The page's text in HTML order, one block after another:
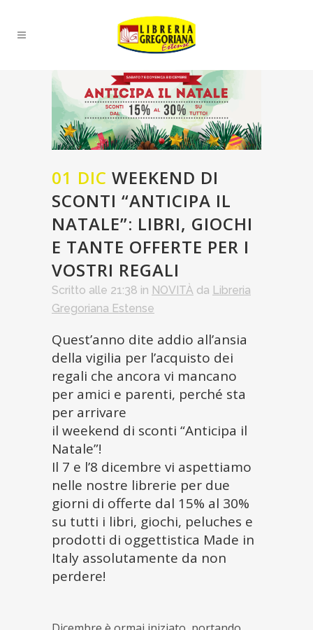
01 DIC WEEKEND DI
SCONTI “ANTICIPA IL
NATALE”: LIBRI, GIOCHI
E TANTE OFFERTE PER I
VOSTRI REGALI
Scritto alle 21:38 in NOVITÀ da Libreria
Gregoriana Estense
Quest’anno dite addio all’ansia
della vigilia per l’acquisto dei
regali che ancora vi mancano
per amici e parenti, perché sta
per arrivare
il weekend di sconti “Anticipa il
Natale”!
Il 7 e l’8 dicembre vi aspettiamo
nelle nostre librerie per due
giorni di offerte dal 15% al 30%
su tutti i libri, giochi, peluches e
prodotti di oggettistica Made in
Italy assolutamente da non
perdere!